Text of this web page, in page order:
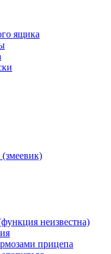
ящика
(змеевик)
неизвестна)
прицепа